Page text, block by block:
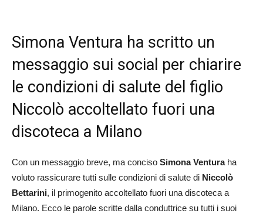
Simona Ventura ha scritto un
messaggio sui social per chiarire
le condizioni di salute del figlio
Niccolò accoltellato fuori una
discoteca a Milano
Con un messaggio breve, ma conciso Simona Venturaha
voluto rassicurare tutti sulle condizioni di salute di Niccolò
Bettarini, il primogenito accoltellato fuori una discoteca a
Milano. Ecco le parole scritte dalla conduttrice su tutti i suoi